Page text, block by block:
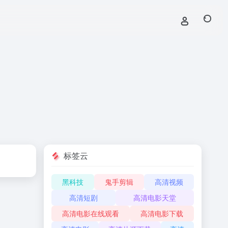
标签云
黑科技 鬼手剪辑
高清视频
高清短剧
高清电影天堂
高清电影在线观看
高清电影下载